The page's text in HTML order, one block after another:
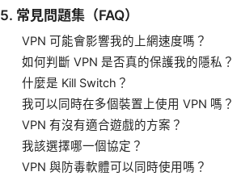
5. 常見問題集（FAQ）
VPN 可能會影響我的上網速度嗎？
如何判斷 VPN 是否真的保護我的隱私？
什麼是 Kill Switch？
我可以同時在多個裝置上使用 VPN 嗎？
VPN 有沒有適合遊戲的方案？
我該選擇哪一個協定？
VPN 與防毒軟體可以同時使用嗎？